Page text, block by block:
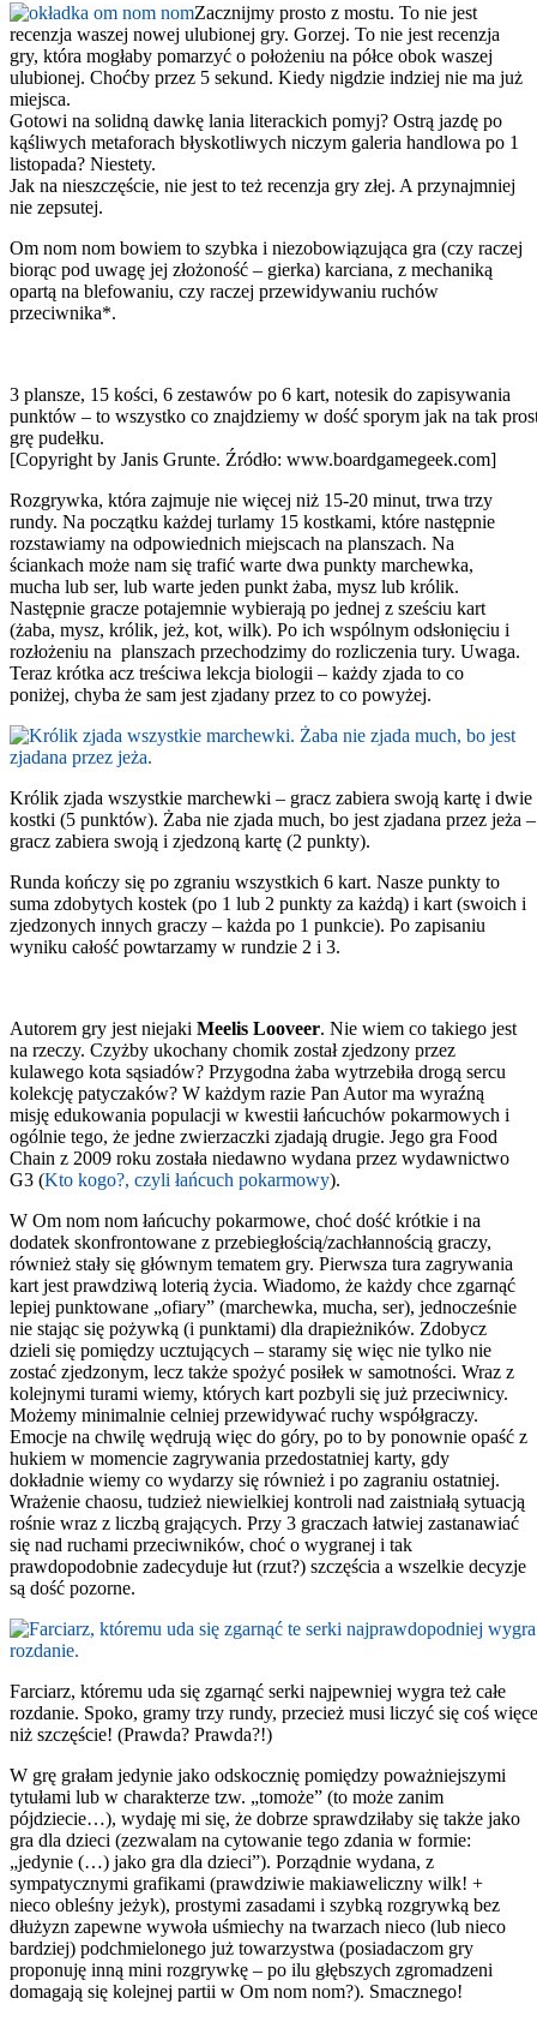
Zacznijmy prosto z mostu. To nie jest
recenzja waszej nowej ulubionej gry. Gorzej. To nie jest recenzja
gry, która mogłaby pomarzyć o położeniu na półce obok waszej
ulubionej. Choćby przez 5 sekund. Kiedy nigdzie indziej nie ma już
miejsca.
Gotowi na solidną dawkę lania literackich pomyj? Ostrą jazdę po
kąśliwych metaforach błyskotliwych niczym galeria handlowa po 1
listopada? Niestety.
Jak na nieszczęście, nie jest to też recenzja gry złej. A przynajmniej
nie zepsutej.
Om nom nom bowiem to szybka i niezobowiązująca gra (czy raczej
biorąc pod uwagę jej złożoność – gierka) karciana, z mechaniką
opartą na blefowaniu, czy raczej przewidywaniu ruchów
przeciwnika*.
3 plansze, 15 kości, 6 zestawów po 6 kart, notesik do zapisywania
punktów – to wszystko co znajdziemy w dość sporym jak na tak
grę pudełku.
[Copyright by Janis Grunte. Źródło: www.boardgamegeek.com]
Rozgrywka, która zajmuje nie więcej niż 15-20 minut, trwa trzy
rundy. Na początku każdej turlamy 15 kostkami, które następnie
rozstawiamy na odpowiednich miejscach na planszach. Na
ściankach może nam się trafić warte dwa punkty marchewka,
mucha lub ser, lub warte jeden punkt żaba, mysz lub królik.
Następnie gracze potajemnie wybierają po jednej z sześciu kart
(żaba, mysz, królik, jeż, kot, wilk). Po ich wspólnym odsłonięciu i
rozłożeniu na planszach przechodzimy do rozliczenia tury. Uwaga.
Teraz krótka acz treściwa lekcja biologii – każdy zjada to co
poniżej, chyba że sam jest zjadany przez to co powyżej.
Królik zjada wszystkie marchewki – gracz zabiera swoją kartę i dwie
kostki (5 punktów). Żaba nie zjada much, bo jest zjadana przez jeża –
gracz zabiera swoją i zjedzoną kartę (2 punkty).
Runda kończy się po zgraniu wszystkich 6 kart. Nasze punkty to
suma zdobytych kostek (po 1 lub 2 punkty za każdą) i kart (swoich i
zjedzonych innych graczy – każda po 1 punkcie). Po zapisaniu
wyniku całość powtarzamy w rundzie 2 i 3.
Autorem gry jest niejaki Meelis Looveer. Nie wiem co takiego jest
na rzeczy. Czyżby ukochany chomik został zjedzony przez
kulawego kota sąsiadów? Przygodna żaba wytrzebiła drogą sercu
kolekcję patyczaków? W każdym razie Pan Autor ma wyraźną
misję edukowania populacji w kwestii łańcuchów pokarmowych i
ogólnie tego, że jedne zwierzaczki zjadają drugie. Jego gra Food
Chain z 2009 roku została niedawno wydana przez wydawnictwo
G3 (Kto kogo?, czyli łańcuch pokarmowy).
W Om nom nom łańcuchy pokarmowe, choć dość krótkie i na
dodatek skonfrontowane z przebiegłością/zachłannością graczy,
również stały się głównym tematem gry. Pierwsza tura zagrywania
kart jest prawdziwą loterią życia. Wiadomo, że każdy chce zgarnąć
lepiej punktowane „ofiary” (marchewka, mucha, ser), jednocześnie
nie stając się pożywką (i punktami) dla drapieżników. Zdobycz
dzieli się pomiędzy ucztujących – staramy się więc nie tylko nie
zostać zjedzonym, lecz także spożyć posiłek w samotności. Wraz z
kolejnymi turami wiemy, których kart pozbyli się już przeciwnicy.
Możemy minimalnie celniej przewidywać ruchy współgraczy.
Emocje na chwilę wędrują więc do góry, po to by ponownie opaść z
hukiem w momencie zagrywania przedostatniej karty, gdy
dokładnie wiemy co wydarzy się również i po zagraniu ostatniej.
Wrażenie chaosu, tudzież niewielkiej kontroli nad zaistniałą sytuacją
rośnie wraz z liczbą grających. Przy 3 graczach łatwiej zastanawiać
się nad ruchami przeciwników, choć o wygranej i tak
prawdopodobnie zadecyduje łut (rzut?) szczęścia a wszelkie decyzje
są dość pozorne.
Farciarz, któremu uda się zgarnąć serki najpewniej wygra też całe
rozdanie. Spoko, gramy trzy rundy, przecież musi liczyć się coś
niż szczęście! (Prawda? Prawda?!)
W grę grałam jedynie jako odskocznię pomiędzy poważniejszymi
tytułami lub w charakterze tzw. „tomoże” (to może zanim
pójdziecie…), wydaję mi się, że dobrze sprawdziłaby się także jako
gra dla dzieci (zezwalam na cytowanie tego zdania w formie:
„jedynie (…) jako gra dla dzieci”). Porządnie wydana, z
sympatycznymi grafikami (prawdziwie makiaweliczny wilk! +
nieco obleśny jeżyk), prostymi zasadami i szybką rozgrywką bez
dłużyzn zapewne wywoła uśmiechy na twarzach nieco (lub nieco
bardziej) podchmielonego już towarzystwa (posiadaczom gry
proponuję inną mini rozgrywkę – po ilu głębszych zgromadzeni
domagają się kolejnej partii w Om nom nom?). Smacznego!